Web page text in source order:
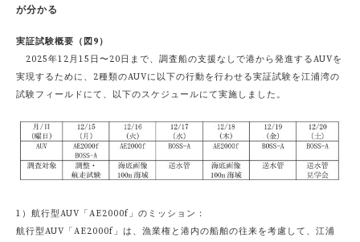
が分かる
実証試験概要（図9）
2025年12月15日〜20日まで、調査船の支援なしで港から発進するAUVを
実現するために、2種類のAUVに以下の行動を行わせる実証試験を江浦湾の
試験フィールドにて、以下のスケジュールにて実施しました。
1）航行型AUV「AE2000f」のミッション：
航行型AUV「AE2000f」は、漁業権と港内の船舶の往来を考慮して、江浦